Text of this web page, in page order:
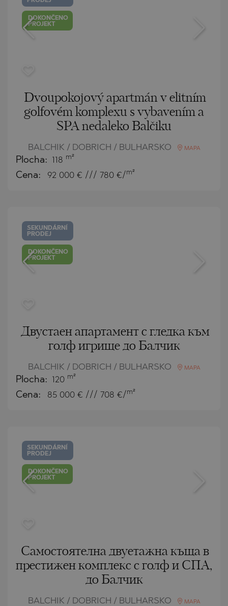
DOKONČENO
PROJEKT
Dvoupokojový apartmán v elitním
golfovém komplexu s vybavením a
SPA nedaleko Balčiku
BALCHIK / DOBRICH / BULHARSKO MAPA
Plocha: 118 m²
Cena: 92 000 € /// 780 €/ m²
SEKUNDÁRNÍ
PRODEJ
DOKONČENO
PROJEKT
Двустаен апартамент с гледка към
голф игрище до Балчик
BALCHIK / DOBRICH / BULHARSKO MAPA
Plocha: 120 m²
Cena: 85 000 € /// 708 €/ m²
SEKUNDÁRNÍ
PRODEJ
DOKONČENO
PROJEKT
Самостоятелна двуетажна къща в
престижен комплекс с голф и СПА,
до Балчик
BALCHIK / DOBRICH / BULHARSKO MAPA